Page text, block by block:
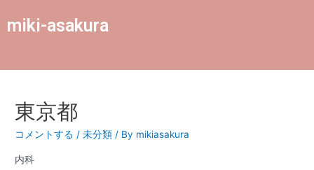
miki-asakura
東京都
コメントする /未分類 / By mikiasakura
内科